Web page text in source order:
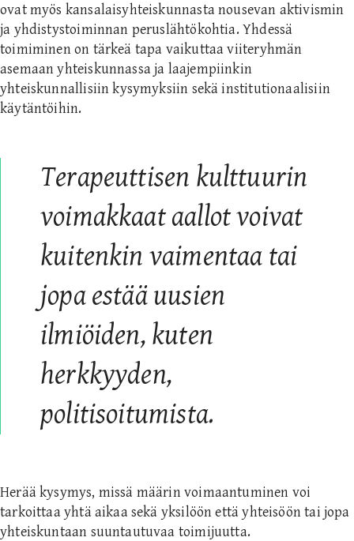
ovat myös kansalaisyhteiskunnasta nousevan aktivismin
ja yhdistystoiminnan peruslähtökohtia. Yhdessä
toimiminen on tärkeä tapa vaikuttaa viiteryhmän
asemaan yhteiskunnassa ja laajempiinkin
yhteiskunnallisiin kysymyksiin sekä institutionaalisiin
käytäntöihin.
Terapeuttisen kulttuurin
voimakkaat aallot voivat
kuitenkin vaimentaa tai
jopa estää uusien
ilmiöiden, kuten
herkkyyden,
politisoitumista.
Herää kysymys, missä määrin voimaantuminen voi
tarkoittaa yhtä aikaa sekä yksilöön että yhteisöön tai jopa
yhteiskuntaan suuntautuvaa toimijuutta.